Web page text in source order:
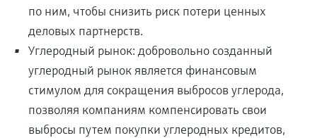
по ним, чтобы снизить риск потери ценных
деловых партнерств.
Углеродный рынок: добровольно созданный
углеродный рынок является финансовым
стимулом для сокращения выбросов углерода,
позволяя компаниям компенсировать свои
выбросы путем покупки углеродных кредитов,